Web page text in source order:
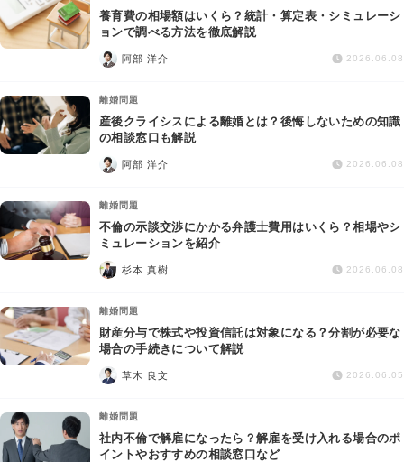
養育費の相場額はいくら？統計・算定表・シミュレーシ
ョンで調べる方法を徹底解説
阿部 洋介 2026.06.08
離婚問題
産後クライシスによる離婚とは？後悔しないための知識
の相談窓口も解説
阿部 洋介 2026.06.08
離婚問題
不倫の示談交渉にかかる弁護士費用はいくら？相場やシ
ミュレーションを紹介
杉本 真樹 2026.06.08
離婚問題
財産分与で株式や投資信託は対象になる？分割が必要な
場合の手続きについて解説
草木 良文 2026.06.05
離婚問題
社内不倫で解雇になったら？解雇を受け入れる場合のポ
イントやおすすめの相談窓口など